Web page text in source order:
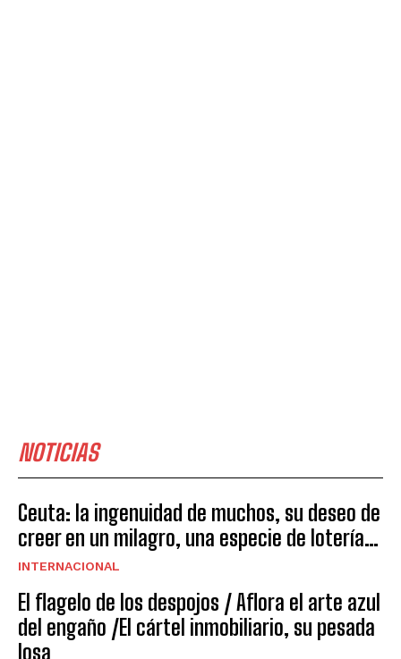
NOTICIAS
Ceuta: la ingenuidad de muchos, su deseo de
creer en un milagro, una especie de lotería…
INTERNACIONAL
El flagelo de los despojos / Aflora el arte azul
del engaño /El cártel inmobiliario, su pesada
losa